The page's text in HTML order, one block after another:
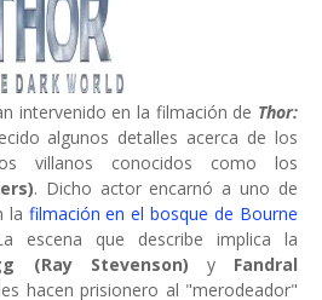
intervenido en la filmación de Thor:
algunos detalles acerca de los
villanos conocidos como los
. Dicho actor encarnó a uno de
la filmación en el bosque de Bourne
escena que describe implica la
(Ray Stevenson) y Fandral
hacen prisionero al "merodeador"